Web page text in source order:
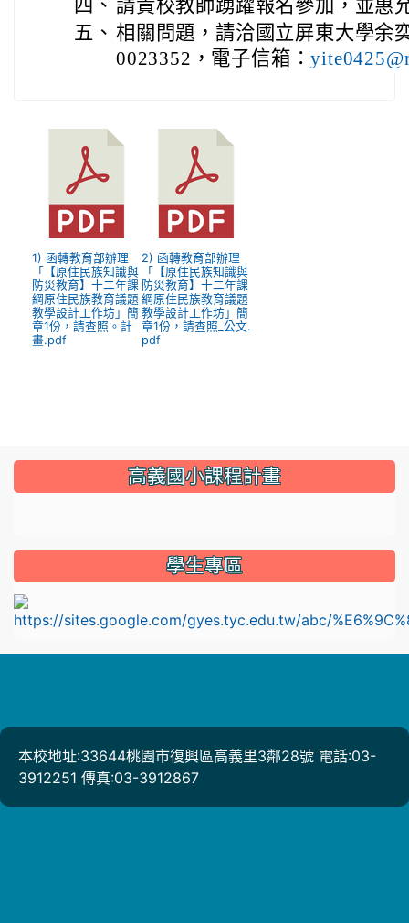
四、 請貴校教師踴躍報名參加，並惠
五、 相關問題，請洽國立屏東大學余
0023352，電子信箱：
1) 函轉教育部辦理
「【原住民族知識與
防災教育】十二年課
綱原住民族教育議題
教學設計工作坊」簡
章1份，請查照。計
畫.pdf
2) 函轉教育部辦理
「【原住民族知識與
防災教育】十二年課
綱原住民族教育議題
教學設計工作坊」簡
章1份，請查照_公文.
pdf
::: 高義國小課程計畫
學生專區
本校地址:33644桃園市復興區高義里3鄰28號 電話:03-
3912251 傳真:03-3912867